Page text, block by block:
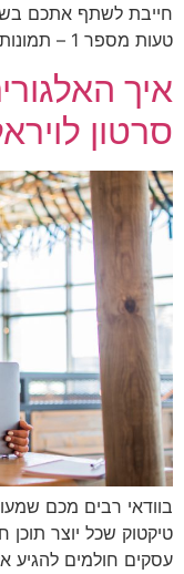
חייבת לשתף אתכם
טעות מספר 1 – תמונות לפני ואחרי […]
איך
סרטון
בוודאי רבים מכם
טיקטוק שכל יוצר
עסקים חולמים להגיע